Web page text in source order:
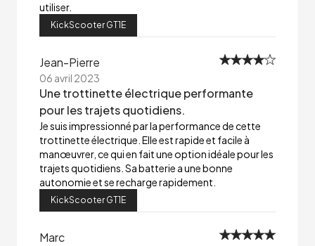
utiliser.
KickScooter GT1E
Jean-Pierre
06 avril 2023
Une trottinette électrique performante
pour les trajets quotidiens.
Je suis impressionné par la performance de cette
trottinette électrique. Elle est rapide et facile à
manœuvrer, ce qui en fait une option idéale pour les
trajets quotidiens. Sa batterie a une bonne
autonomie et se recharge rapidement.
KickScooter GT1E
Marc